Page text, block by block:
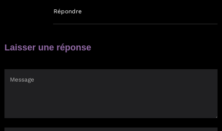
Répondre
Laisser une réponse